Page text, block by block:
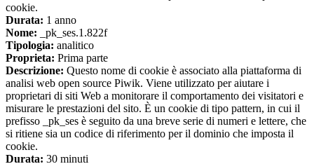
cookie.
Durata: 1 anno
Nome: _pk_ses.1.822f
Tipologia: analitico
Proprieta: Prima parte
Descrizione: Questo nome di cookie è associato alla piattaforma di
analisi web open source Piwik. Viene utilizzato per aiutare i
proprietari di siti Web a monitorare il comportamento dei visitatori e
misurare le prestazioni del sito. È un cookie di tipo pattern, in cui il
prefisso _pk_ses è seguito da una breve serie di numeri e lettere, che
si ritiene sia un codice di riferimento per il dominio che imposta il
cookie.
Durata: 30 minuti